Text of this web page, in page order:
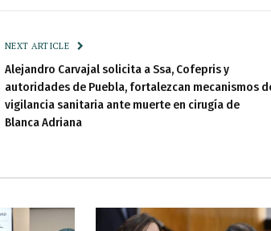
NEXT ARTICLE
Alejandro Carvajal solicita a Ssa, Cofepris y
autoridades de Puebla, fortalezcan mecanismos
vigilancia sanitaria ante muerte en cirugía de
Blanca Adriana